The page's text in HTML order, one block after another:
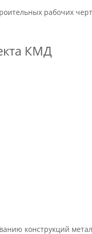
рабочих
КМД
конструкций